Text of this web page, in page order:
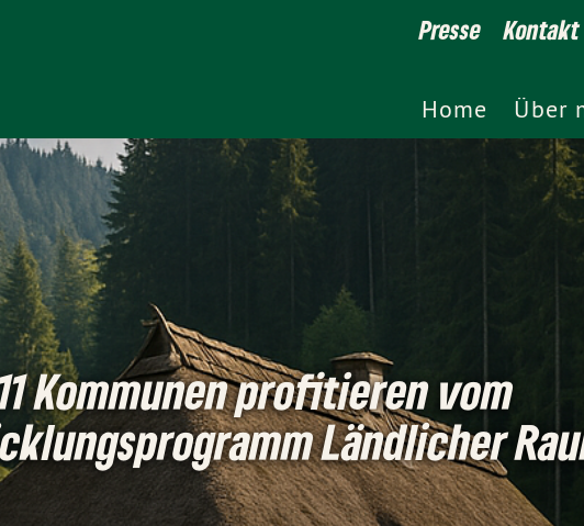
Presse Kontakt
Home Über
Kommunen profitieren vom
Ländlicher